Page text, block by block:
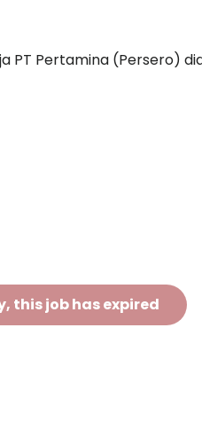
Pertamina (Persero)
this job has expired